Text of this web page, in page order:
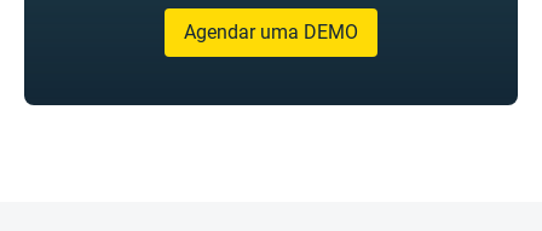
Agendar uma DEMO